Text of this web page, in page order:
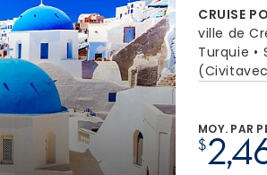
CRUISE
ville de
Turquie
MOY. PAR
$